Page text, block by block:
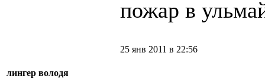
пожар в
лингер володя
25 янв 2011 в 22:56